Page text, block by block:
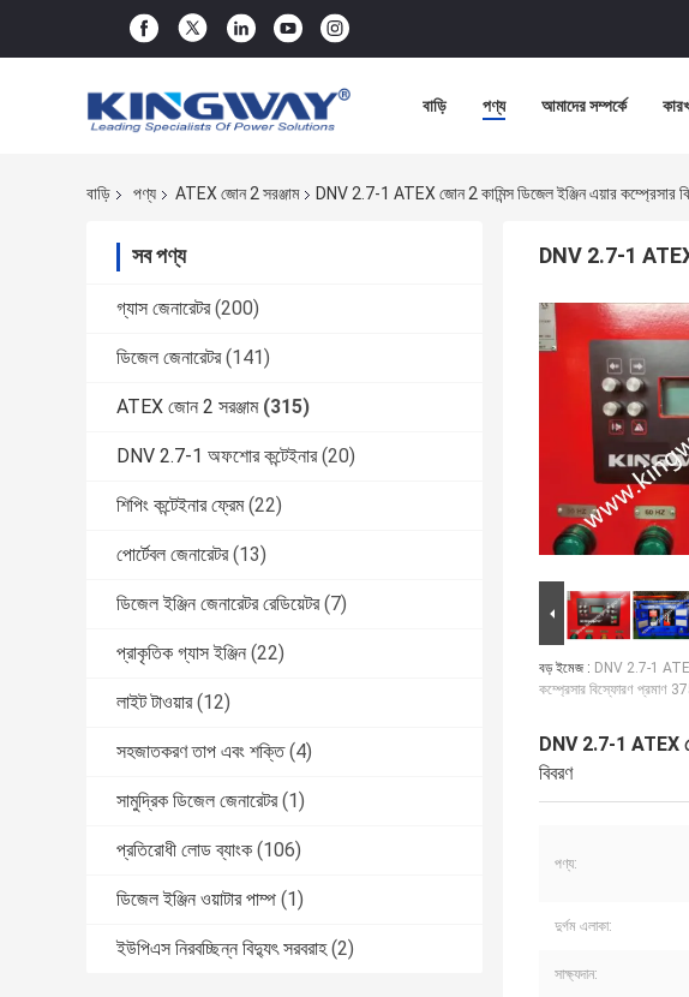
বাড়ি পণ্য আমাদের সম্পর্কে
বাড়ি পণ্য ATEX জোন 2 সরঞ্জাম DNV 2.7-1 ATEX জোন 2 কামিন্স ডিজেল ইঞ্জিন এয়ার কম্প্রেসার
সব পণ্য
গ্যাস জেনারেটর (200)
ডিজেল জেনারেটর (141)
ATEX জোন 2 সরঞ্জাম (315)
DNV 2.7-1 অফশোর কন্টেইনার (20)
শিপিং কন্টেইনার ফ্রেম (22)
পোর্টেবল জেনারেটর (13)
ডিজেল ইঞ্জিন জেনারেটর রেডিয়েটর (7)
প্রাকৃতিক গ্যাস ইঞ্জিন (22)
লাইট টাওয়ার (12)
সহজাতকরণ তাপ এবং শক্তি (4)
সামুদ্রিক ডিজেল জেনারেটর (1)
প্রতিরোধী লোড ব্যাংক (106)
ডিজেল ইঞ্জিন ওয়াটার পাম্প (1)
ইউপিএস নিরবচ্ছিন্ন বিদ্যুৎ সরবরাহ (2)
DNV 2.7-1 ATEX
বড় ইমেজ : DNV 2.7-1 ATEX
কম্প্রেসার বিস্ফোরণ প্রমাণ
DNV 2.7-1 ATEX
বিবরণ
পণ্য:
দুর্গম এলাকা:
সাক্ষ্যদান: